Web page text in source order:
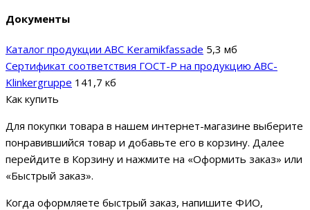
Документы
Каталог продукции ABC Keramikfassade 5,3 мб
Сертификат соответствия ГОСТ-Р на продукцию ABC-
Klinkergruppe 141,7 кб
Как купить
Для покупки товара в нашем интернет-магазине выберите
понравившийся товар и добавьте его в корзину. Далее
перейдите в Корзину и нажмите на «Оформить заказ» или
«Быстрый заказ».
Когда оформляете быстрый заказ, напишите ФИО,